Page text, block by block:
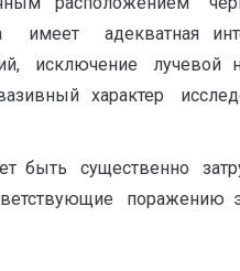
адекватная
исключение
характер
быть существенно
поражению